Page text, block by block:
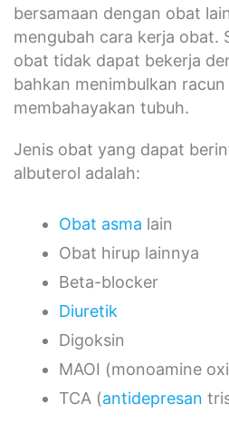
bersamaan dengan obat
mengubah cara kerja obat.
obat tidak dapat bekerja
bahkan menimbulkan
membahayakan tubuh.
Jenis obat yang dapat
albuterol adalah:
Obat asma lain
Obat hirup lainnya
Beta-blocker
Diuretik
Digoksin
MAOI (monoamine
TCA (antidepresan